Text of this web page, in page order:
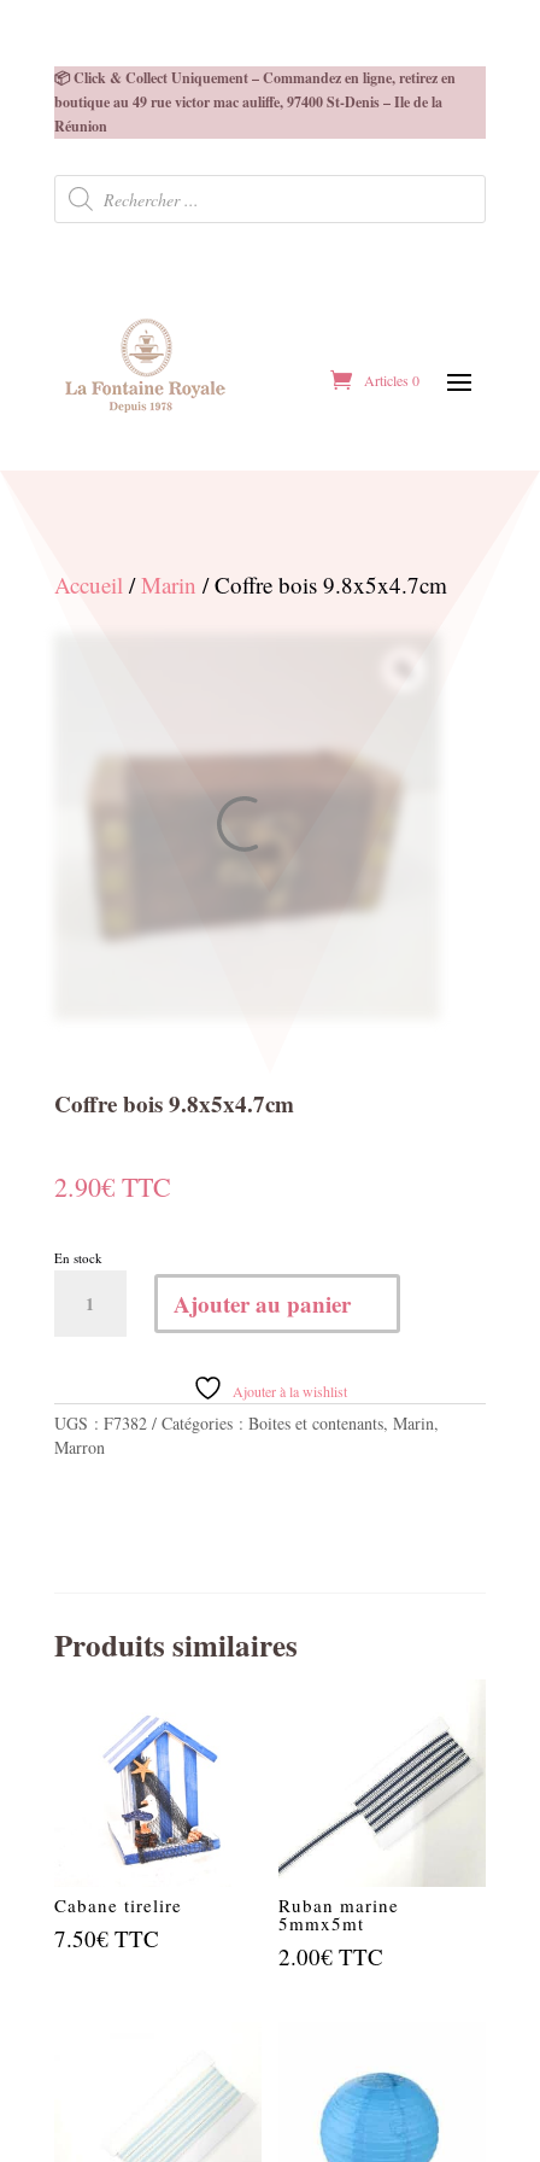
📦 Click & Collect Uniquement – Commandez en ligne, retirez en
boutique au 49 rue victor mac auliffe, 97400 St-Denis – Ile de la
Réunion
Recherche
produits
Articles 0
Accueil/Marin / Coffre bois 9.8x5x4.7cm
Coffre bois 9.8x5x4.7cm
2.90€ TTC
En stock
Ajouter au panier
Ajouter à la wishlist
UGS : F7382 Catégories : Boites et contenants, Marin,
Marron
Produits similaires
Cabane tirelire
7.50€ TTC
Ruban marine
5mmx5mt
2.00€ TTC